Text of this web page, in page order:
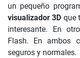
un pequeño
visualizador 3D que
interesante. En
Flash. En ambos
seguros y normales.